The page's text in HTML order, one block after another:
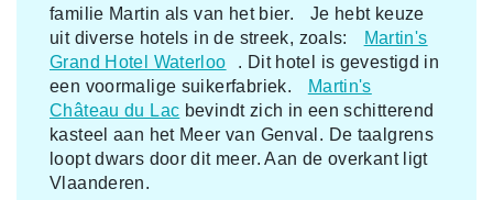
familie Martin als van het bier. Je hebt keuze
uit diverse hotels in de streek, zoals:
Martin's
Grand Hotel Waterloo . Dit hotel is gevestigd in
een voormalige suikerfabriek.
Martin's
Château du Lac bevindt zich in een schitterend
kasteel aan het Meer van Genval. De taalgrens
loopt dwars door dit meer. Aan de overkant ligt
Vlaanderen.